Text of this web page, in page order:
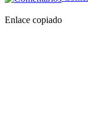
Enlace copiado